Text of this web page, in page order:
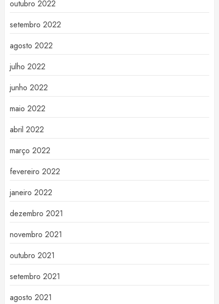
outubro 2022
setembro 2022
agosto 2022
julho 2022
junho 2022
maio 2022
abril 2022
março 2022
fevereiro 2022
janeiro 2022
dezembro 2021
novembro 2021
outubro 2021
setembro 2021
agosto 2021